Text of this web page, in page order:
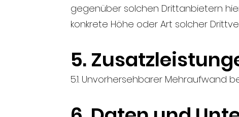
gegenüber solchen Drittanbietern
konkrete Höhe oder Art solcher
5.
5.1. Unvorhersehbarer